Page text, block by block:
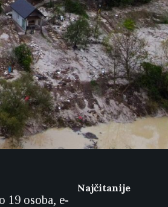
19 osoba, e-
Najčitanije